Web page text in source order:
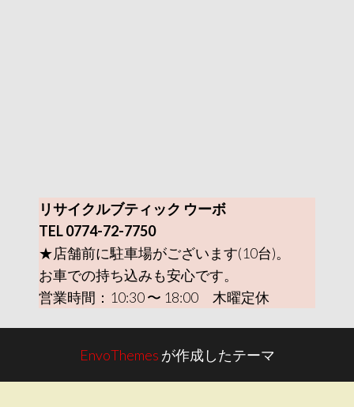
リサイクルブティック ウーボ
TEL 0774-72-7750
★店舗前に駐車場がございます(10台)。
お車での持ち込みも安心です。
営業時間：10:30 〜 18:00 木曜定休
EnvoThemes が作成したテーマ